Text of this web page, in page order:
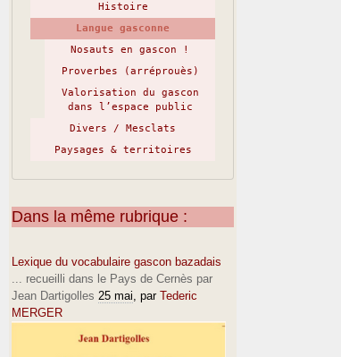
Histoire
Langue gasconne
Nosauts en gascon !
Proverbes (arréprouès)
Valorisation du gascon
dans l’espace public
Divers / Mesclats
Paysages & territoires
Dans la même rubrique :
Lexique du vocabulaire gascon bazadais
... recueilli dans le Pays de Cernès par
Jean Dartigolles 25 mai, par Tederic
MERGER